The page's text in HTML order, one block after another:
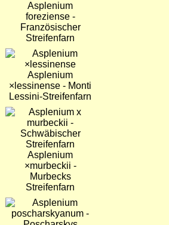
Asplenium
foreziense -
Französischer
Streifenfarn
Bild
Asplenium
×lessinense - Monti
Lessini-Streifenfarn
Bild
Asplenium
×murbeckii -
Murbecks
Streifenfarn
Bild